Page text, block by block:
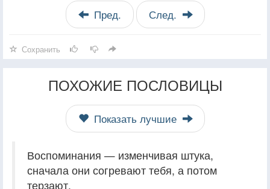
Пред. След.
Сохранить
ПОХОЖИЕ ПОСЛОВИЦЫ
Показать лучшие
Воспоминания — изменчивая штука,
сначала они согревают тебя, а потом
терзают.